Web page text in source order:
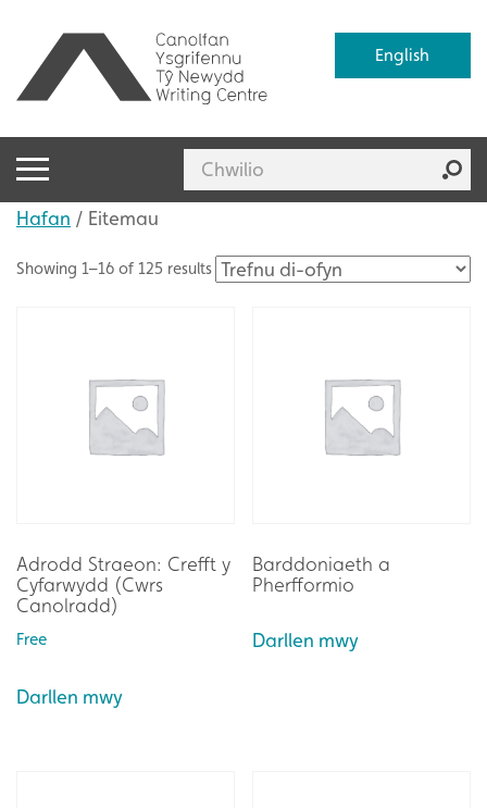
English
Hafan / Eitemau
Showing 1–16 of 125 results
Adrodd Straeon: Crefft y
Cyfarwydd (Cwrs
Canolradd)
Free
Darllen mwy
Barddoniaeth a
Pherfformio
Darllen mwy